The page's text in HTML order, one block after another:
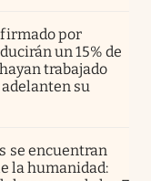
por
un 15% de
trabajado
su
se encuentran
la humanidad: